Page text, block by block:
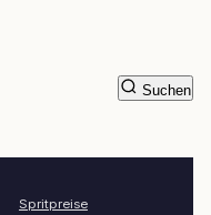
Spritpreise
Suchen